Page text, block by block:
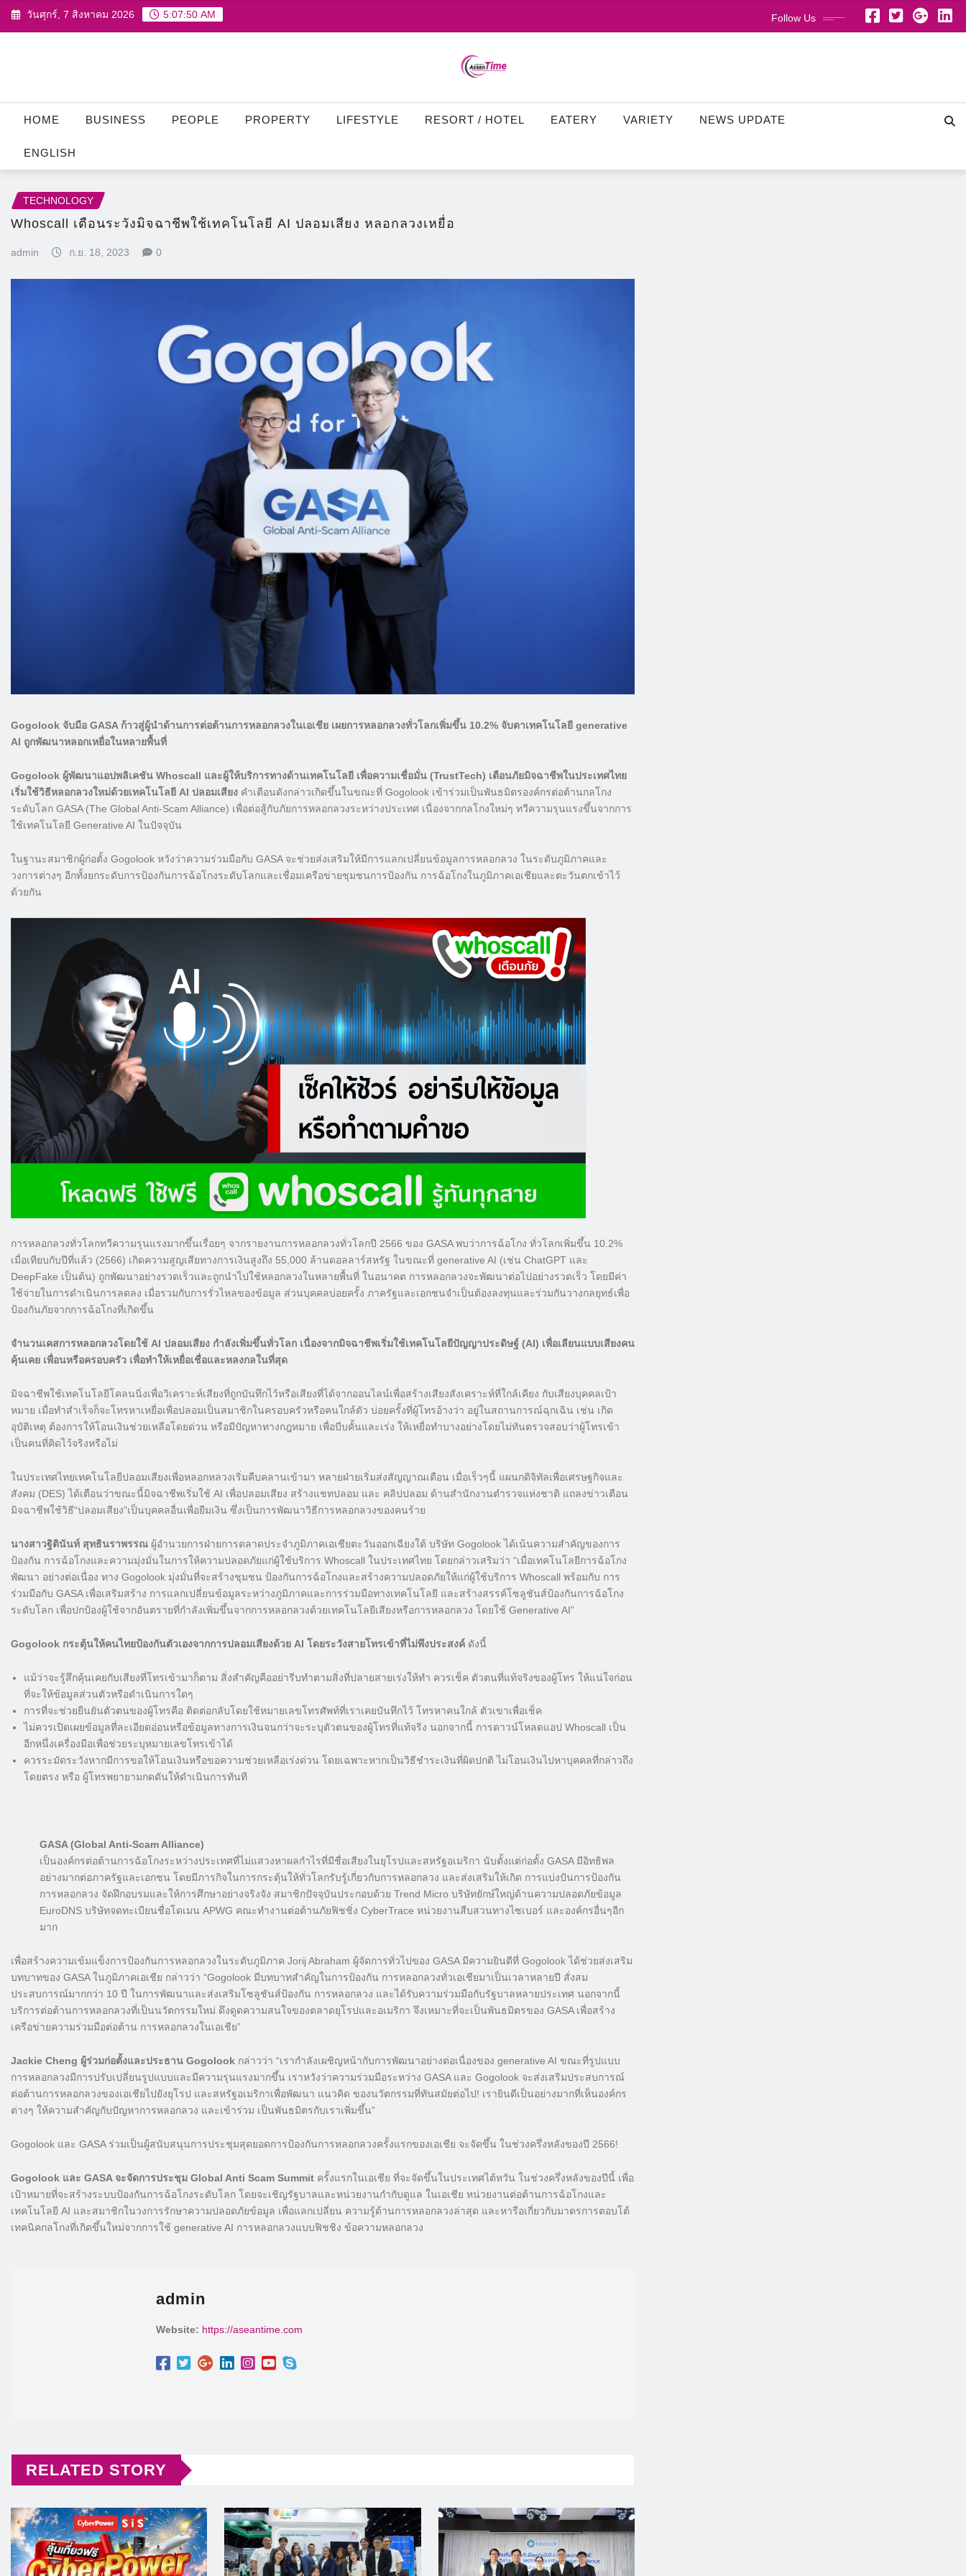
Skip วันศุกร์, 7 สิงหาคม 2026 5:07:51 AM Follow Us
HOME BUSINESS PEOPLE PROPERTY LIFESTYLE RESORT / HOTEL EATERY VARIETY NEWS UPDATE
ENGLISH
TECHNOLOGY
Whoscall เตือนระวังมิจฉาชีพใช้เทคโนโลยี AI ปลอมเสียง หลอกลวงเหยื่อ
admin ก.ย. 18, 2023 0
Gogolook จับมือ GASA ก้าวสู่ผู้นำด้านการต่อต้านการหลอกลวงในเอเชีย เผยการหลอกลวงทั่วโลกเพิ่มขึ้น 10.2% จับตาเทคโนโลยี generative
AI ถูกพัฒนาหลอกเหยื่อในหลายพื้นที่
Gogolook ผู้พัฒนาแอปพลิเคชัน Whoscall และผู้ให้บริการทางด้านเทคโนโลยี เพื่อความเชื่อมั่น (TrustTech) เตือนภัยมิจฉาชีพในประเทศไทย
เริ่มใช้วิธีหลอกลวงใหม่ด้วยเทคโนโลยี AI ปลอมเสียง คำเตือนดังกล่าวเกิดขึ้นในขณะที่ Gogolook เข้าร่วมเป็นพันธมิตรองค์กรต่อต้านกลโกง
ระดับโลก GASA (The Global Anti-Scam Alliance) เพื่อต่อสู้กับภัยการหลอกลวงระหว่างประเทศ เนื่องจากกลโกงใหม่ๆ ทวีความรุนแรงขึ้นจากการ
ใช้เทคโนโลยี Generative AI ในปัจจุบัน
ในฐานะสมาชิกผู้ก่อตั้ง Gogolook หวังว่าความร่วมมือกับ GASA จะช่วยส่งเสริมให้มีการแลกเปลี่ยนข้อมูลการหลอกลวง ในระดับภูมิภาคและ
วงการต่างๆ อีกทั้งยกระดับการป้องกันการฉ้อโกงระดับโลกและเชื่อมเครือข่ายชุมชนการป้องกัน การฉ้อโกงในภูมิภาคเอเชียและตะวันตกเข้าไว้
ด้วยกัน
การหลอกลวงทั่วโลกทวีความรุนแรงมากขึ้นเรื่อยๆ จากรายงานการหลอกลวงทั่วโลกปี 2566 ของ GASA พบว่าการฉ้อโกง ทั่วโลกเพิ่มขึ้น 10.2%
เมื่อเทียบกับปีที่แล้ว (2566) เกิดความสูญเสียทางการเงินสูงถึง 55,000 ล้านดอลลาร์สหรัฐ ในขณะที่ generative AI (เช่น ChatGPT และ
DeepFake เป็นต้น) ถูกพัฒนาอย่างรวดเร็วและถูกนำไปใช้หลอกลวงในหลายพื้นที่ ในอนาคต การหลอกลวงจะพัฒนาต่อไปอย่างรวดเร็ว โดยมีค่า
ใช้จ่ายในการดำเนินการลดลง เมื่อรวมกับการรั่วไหลของข้อมูล ส่วนบุคคลบ่อยครั้ง ภาครัฐและเอกชนจำเป็นต้องลงทุนและร่วมกันวางกลยุทธ์เพื่อ
ป้องกันภัยจากการฉ้อโกงที่เกิดขึ้น
จำนวนเคสการหลอกลวงโดยใช้ AI ปลอมเสียง กำลังเพิ่มขึ้นทั่วโลก เนื่องจากมิจฉาชีพเริ่มใช้เทคโนโลยีปัญญาประดิษฐ์ (AI) เพื่อเลียนแบบเสียงคน
คุ้นเคย เพื่อนหรือครอบครัว เพื่อทำให้เหยื่อเชื่อและหลงกลในที่สุด
มิจฉาชีพใช้เทคโนโลยีโคลนนิ่งเพื่อวิเคราะห์เสียงที่ถูกบันทึกไว้หรือเสียงที่ได้จากออนไลน์เพื่อสร้างเสียงสังเคราะห์ที่ใกล้เคียง กับเสียงบุคคลเป้า
หมาย เมื่อทำสำเร็จก็จะโทรหาเหยื่อเพื่อปลอมเป็นสมาชิกในครอบครัวหรือคนใกล้ตัว บ่อยครั้งที่ผู้โทรอ้างว่า อยู่ในสถานการณ์ฉุกเฉิน เช่น เกิด
อุบัติเหตุ ต้องการให้โอนเงินช่วยเหลือโดยด่วน หรือมีปัญหาทางกฎหมาย เพื่อบีบคั้นและเร่ง ให้เหยื่อทำบางอย่างโดยไม่ทันตรวจสอบว่าผู้โทรเข้า
เป็นคนที่คิดไว้จริงหรือไม่
ในประเทศไทยเทคโนโลยีปลอมเสียงเพื่อหลอกหลวงเริ่มคืบคลานเข้ามา หลายฝ่ายเริ่มส่งสัญญาณเตือน เมื่อเร็วๆนี้ แผนกดิจิทัลเพื่อเศรษฐกิจและ
สังคม (DES) ได้เตือนว่าขณะนี้มิจฉาชีพเริ่มใช้ AI เพื่อปลอมเสียง สร้างแชทปลอม และ คลิปปลอม ด้านสำนักงานตำรวจแห่งชาติ แถลงข่าวเตือน
มิจฉาชีพใช้วิธี“ปลอมเสียง”เป็นบุคคลอื่นเพื่อยืมเงิน ซึ่งเป็นการพัฒนาวิธีการหลอกลวงของคนร้าย
นางสาวฐิตินันท์ สุทธินราพรรณ ผู้อำนวยการฝ่ายการตลาดประจำภูมิภาคเอเชียตะวันออกเฉียงใต้ บริษัท Gogolook ได้เน้นความสำคัญของการ
ป้องกัน การฉ้อโกงและความมุ่งมั่นในการให้ความปลอดภัยแก่ผู้ใช้บริการ Whoscall ในประเทศไทย โดยกล่าวเสริมว่า “เมื่อเทคโนโลยีการฉ้อโกง
พัฒนา อย่างต่อเนื่อง ทาง Gogolook มุ่งมั่นที่จะสร้างชุมชน ป้องกันการฉ้อโกงและสร้างความปลอดภัยให้แก่ผู้ใช้บริการ Whoscall พร้อมกับ การ
ร่วมมือกับ GASA เพื่อเสริมสร้าง การแลกเปลี่ยนข้อมูลระหว่างภูมิภาคและการร่วมมือทางเทคโนโลยี และสร้างสรรค์โซลูชันส์ป้องกันการฉ้อโกง
ระดับโลก เพื่อปกป้องผู้ใช้จากอันตรายที่กำลังเพิ่มขึ้นจากการหลอกลวงด้วยเทคโนโลยีเสียงหรือการหลอกลวง โดยใช้ Generative AI”
Gogolook กระตุ้นให้คนไทยป้องกันตัวเองจากการปลอมเสียงด้วย AI โดยระวังสายโทรเข้าที่ไม่พึงประสงค์ ดังนี้
แม้ว่าจะรู้สึกคุ้นเคยกับเสียงที่โทรเข้ามาก็ตาม สิ่งสำคัญคืออย่ารีบทำตามสิ่งที่ปลายสายเร่งให้ทำ ควรเช็ค ตัวตนที่แท้จริงของผู้โทร ให้แน่ใจก่อน
ที่จะให้ข้อมูลส่วนตัวหรือดำเนินการใดๆ
การที่จะช่วยยืนยันตัวตนของผู้โทรคือ ติดต่อกลับโดยใช้หมายเลขโทรศัพท์ที่เราเคยบันทึกไว้ โทรหาคนใกล้ ตัวเขาเพื่อเช็ค
ไม่ควรเปิดเผยข้อมูลที่ละเอียดอ่อนหรือข้อมูลทางการเงินจนกว่าจะระบุตัวตนของผู้โทรที่แท้จริง นอกจากนี้ การดาวน์โหลดแอป Whoscall เป็น
อีกหนึ่งเครื่องมือเพื่อช่วยระบุหมายเลขโทรเข้าได้
ควรระมัดระวังหากมีการขอให้โอนเงินหรือขอความช่วยเหลือเร่งด่วน โดยเฉพาะหากเป็นวิธีชำระเงินที่ผิดปกติ ไม่โอนเงินไปหาบุคคลที่กล่าวถึง
โดยตรง หรือ ผู้โทรพยายามกดดันให้ดำเนินการทันที
GASA (Global Anti-Scam Alliance)
เป็นองค์กรต่อต้านการฉ้อโกงระหว่างประเทศที่ไม่แสวงหาผลกำไรที่มีชื่อเสียงในยุโรปและสหรัฐอเมริกา นับตั้งแต่ก่อตั้ง GASA มีอิทธิพล
อย่างมากต่อภาครัฐและเอกชน โดยมีภารกิจในการกระตุ้นให้ทั่วโลกรับรู้เกี่ยวกับการหลอกลวง และส่งเสริมให้เกิด การแบ่งปันการป้องกัน
การหลอกลวง จัดฝึกอบรมและให้การศึกษาอย่างจริงจัง สมาชิกปัจจุบันประกอบด้วย Trend Micro บริษัทยักษ์ใหญ่ด้านความปลอดภัยข้อมูล
EuroDNS บริษัทจดทะเบียนชื่อโดเมน APWG คณะทำงานต่อต้านภัยฟิชชิ่ง CyberTrace หน่วยงานสืบสวนทางไซเบอร์ และองค์กรอื่นๆอีก
มาก
เพื่อสร้างความเข้มแข็งการป้องกันการหลอกลวงในระดับภูมิภาค Jorij Abraham ผู้จัดการทั่วไปของ GASA มีความยินดีที่ Gogolook ได้ช่วยส่งเสริม
บทบาทของ GASA ในภูมิภาคเอเชีย กล่าวว่า “Gogolook มีบทบาทสำคัญในการป้องกัน การหลอกลวงทั่วเอเชียมาเป็นเวลาหลายปี สั่งสม
ประสบการณ์มากกว่า 10 ปี ในการพัฒนาและส่งเสริมโซลูชันส์ป้องกัน การหลอกลวง และได้รับความร่วมมือกับรัฐบาลหลายประเทศ นอกจากนี้
บริการต่อต้านการหลอกลวงที่เป็นนวัตกรรมใหม่ ดึงดูดความสนใจของตลาดยุโรปและอเมริกา จึงเหมาะที่จะเป็นพันธมิตรของ GASA เพื่อสร้าง
เครือข่ายความร่วมมือต่อต้าน การหลอกลวงในเอเชีย”
Jackie Cheng ผู้ร่วมก่อตั้งและประธาน Gogolook กล่าวว่า “เรากำลังเผชิญหน้ากับการพัฒนาอย่างต่อเนื่องของ generative AI ขณะที่รูปแบบ
การหลอกลวงมีการปรับเปลี่ยนรูปแบบและมีความรุนแรงมากขึ้น เราหวังว่าความร่วมมือระหว่าง GASA และ Gogolook จะส่งเสริมประสบการณ์
ต่อต้านการหลอกลวงของเอเชียไปยังยุโรป และสหรัฐอเมริกาเพื่อพัฒนา แนวคิด ของนวัตกรรมที่ทันสมัยต่อไป! เรายินดีเป็นอย่างมากที่เห็นองค์กร
ต่างๆ ให้ความสำคัญกับปัญหาการหลอกลวง และเข้าร่วม เป็นพันธมิตรกับเราเพิ่มขึ้น”
Gogolook และ GASA ร่วมเป็นผู้สนับสนุนการประชุมสุดยอดการป้องกันการหลอกลวงครั้งแรกของเอเชีย จะจัดขึ้น ในช่วงครึ่งหลังของปี 2566!
Gogolook และ GASA จะจัดการประชุม Global Anti Scam Summit ครั้งแรกในเอเชีย ที่จะจัดขึ้นในประเทศไต้หวัน ในช่วงครึ่งหลังของปีนี้ เพื่อ
เป้าหมายที่จะสร้างระบบป้องกันการฉ้อโกงระดับโลก โดยจะเชิญรัฐบาลและหน่วยงานกำกับดูแล ในเอเชีย หน่วยงานต่อต้านการฉ้อโกงและ
เทคโนโลยี AI และสมาชิกในวงการรักษาความปลอดภัยข้อมูล เพื่อแลกเปลี่ยน ความรู้ด้านการหลอกลวงล่าสุด และหารือเกี่ยวกับมาตรการตอบโต้
เทคนิคกลโกงที่เกิดขึ้นใหม่จากการใช้ generative AI การหลอกลวงแบบฟิชชิง ข้อความหลอกลวง
admin
Website: https://aseantime.com
RELATED STORY